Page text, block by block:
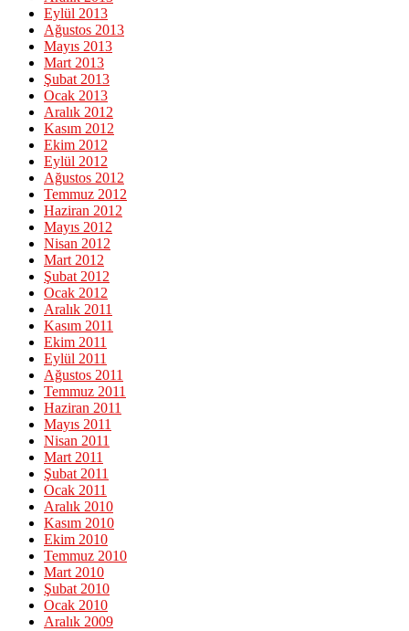
Eylül 2013
Ağustos 2013
Mayıs 2013
Mart 2013
Şubat 2013
Ocak 2013
Aralık 2012
Kasım 2012
Ekim 2012
Eylül 2012
Ağustos 2012
Temmuz 2012
Haziran 2012
Mayıs 2012
Nisan 2012
Mart 2012
Şubat 2012
Ocak 2012
Aralık 2011
Kasım 2011
Ekim 2011
Eylül 2011
Ağustos 2011
Temmuz 2011
Haziran 2011
Mayıs 2011
Nisan 2011
Mart 2011
Şubat 2011
Ocak 2011
Aralık 2010
Kasım 2010
Ekim 2010
Temmuz 2010
Mart 2010
Şubat 2010
Ocak 2010
Aralık 2009